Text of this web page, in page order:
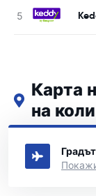
Карта
на
Вижте нашите